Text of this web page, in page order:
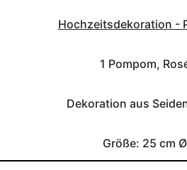
Hochzeitsdekoration -
1 Pompom,
Dekoration aus
Größe: 25 cm Ø